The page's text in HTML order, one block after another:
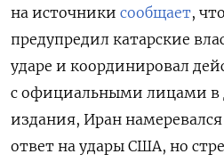
на источники сообщает,
предупредил катарские
ударе и координировал
с официальными лицами в
издания, Иран
ответ на удары США, но